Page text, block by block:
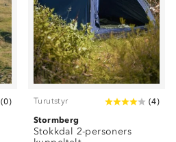
(0) Turutstyr (4)
Stormberg
Stokkdal 2-personers